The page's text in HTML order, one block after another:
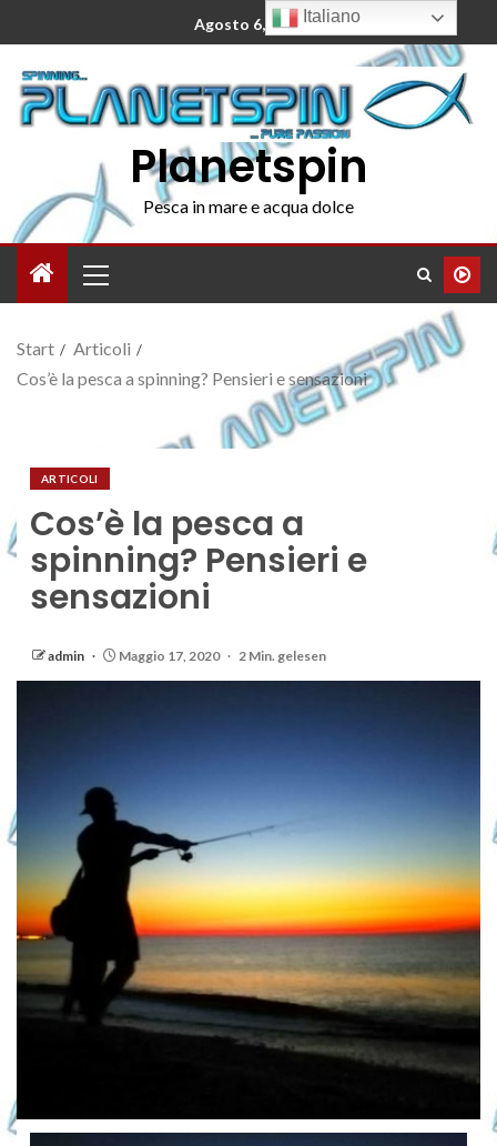
Agosto 6, 2026
Planetspin
Pesca in mare e acqua dolce
Start
Articoli
Cos’è la pesca a spinning? Pensieri e sensazioni
ARTICOLI
Cos’è la pesca a
spinning? Pensieri e
sensazioni
admin Maggio 17, 2020 2 Min. gelesen
Italiano